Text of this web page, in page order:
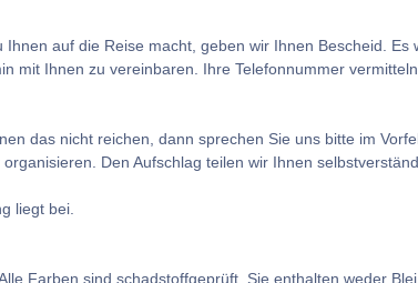
auf die Reise macht, geben wir Ihnen Bescheid. Es
mit Ihnen zu vereinbaren. Ihre Telefonnummer
das nicht reichen, dann sprechen Sie uns bitte im
Den Aufschlag teilen wir Ihnen
liegt bei.
Farben sind schadstoffgeprüft. Sie enthalten weder